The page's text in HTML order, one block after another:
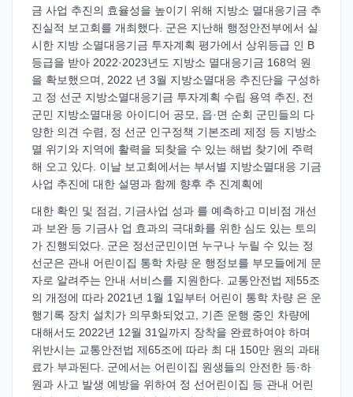
금 사업 추진의 효율성을 높이기 위해 지방소 멸대응기금 추
진실적 보고회를 개최했다. 군은 지난해 행정안전부에서 실
시한 지방 소멸대응기금 투자계획 평가에서 상위등급 인 B
등급을 받아 2022·2023년도 지방소 멸대응기금 168억 원
을 확보했으며, 2022 년 3월 지방소멸대응 추진단을 구성하
고 정 선군 지방소멸대응기금 투자계획 수립 용역 추진, 전
군민 지방소멸대응 아이디어 공모, 읍·면 순회 군민들의 다
양한 의견 수렴, 정 선군 인구정책 기본조례 제정 등 지방소
멸 위기와 지역에 활력을 되찾을 수 있는 해법 찾기에 주력
해 오고 있다. 이날 보고회에서는 부서별 지방소멸대응 기금
사업 추진에 대한 설명과 함께 향후 추 진계획에
대한 확인 및 점검, 기금사업 성과 를 예측하고 미비점 개선
과 보완 등 기금사 업 효과의 극대화를 위한 심도 있는 토의
가 진행되었다. 군은 정선군민이면 누구나 누릴 수 있는 정
선군은 관내 어린이집 통학 차량 운 행정보를 부모들에게 문
자로 알려주는 안내 서비스를 지원한다. 교통안전법 제55조
의 개정에 따라 2021년 1월 1일부터 어린이 통학 차량 은 운
행기록 장치 설치가 의무화되었고, 기존 운행 중인 차량에
대해서도 2022년 12월 31일까지 장착을 완료하여야 하며
위반시는 교통안전법 제65조에 따라 최 대 150만 원의 과태
료가 부과된다. 군에서는 어린이집 원생들의 안전한 등·하
원과 사고 발생 예방을 위하여 정 선어린이집 등 관내 어린